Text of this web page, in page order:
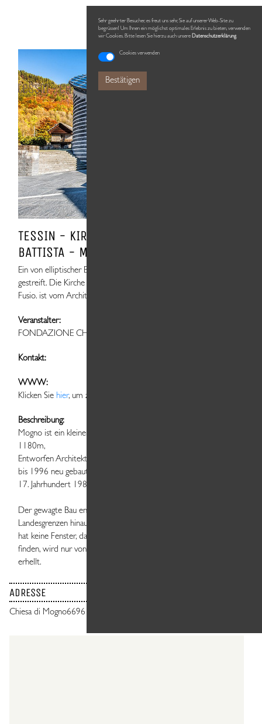
TESSIN - KIRCHE SAN GIOVANNI
BATTISTA - MARIO BOTTA
Ein von elliptischer Bau mit schrägem Dach, schwarz-weiss
gestreift. Die Kirche – die Chiesa di San Giovanni Battista bei
Fusio. ist vom Architekten Botta entworfenen.
Veranstalter:
FONDAZIONE CHIESA DI MOGNO
Kontakt:
WWW:
Klicken Sie hier, um zur Website zu gelangen.
Beschreibung:
Mogno ist ein kleiner Weiler im Maggiatal (Val Lavizzara) auf
1180m,
Entworfen Architekten Mario Botta, wurde in den Jahren 1992
bis 1996 neu gebaut, an der Stelle der die alte Kirche aus dem
17. Jahrhundert 1986 durch eine Lawine zerstört wurde.
Der gewagte Bau entwickelte sich zu einer weit über die
Landesgrenzen hinaus bekannten Sehenswürdigkeit. Die Kirche
hat keine Fenster, das Innere, in dem etwa 15 Personen Platz
finden, wird nur von durch das Glasdach einfallendem Licht
erhellt.
ADRESSE
Chiesa di Mogno6696 Fusio - Lavizzara
Sehr geehrter Besucher, es freut uns sehr, Sie auf unserer Web-Site zu
begrüssen! Um Ihnen ein möglichst optimales Erlebnis zu bieten, verwenden
wir Cookies. Bitte lesen Sie hierzu auch unsere Datenschutzerklärung.
Cookies verwenden
Bestätigen